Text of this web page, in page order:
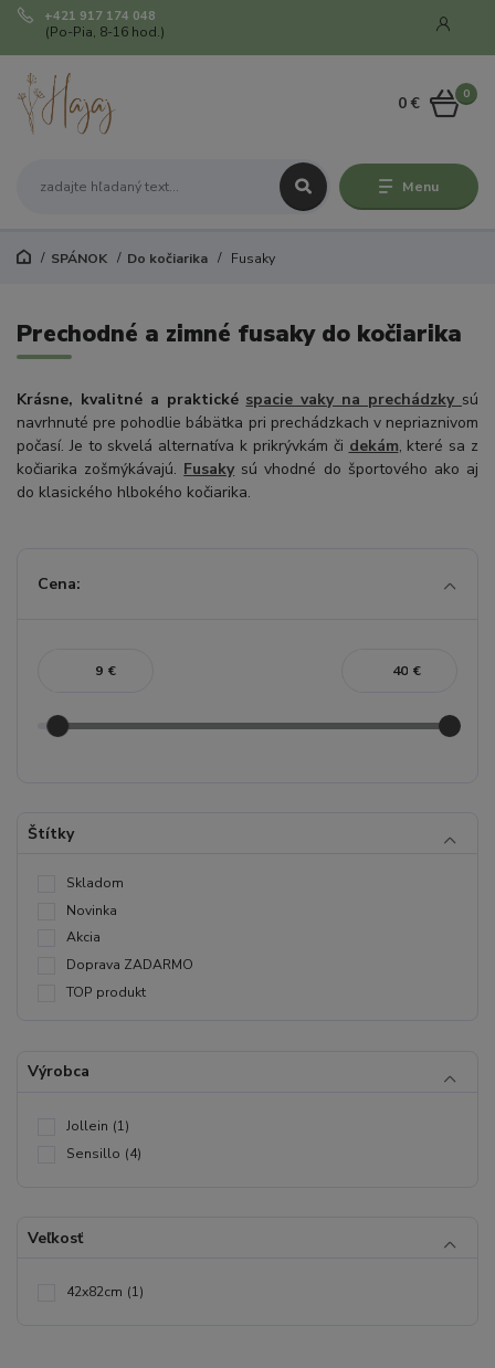
Menu
+421 917 174 048
(Po-Pia, 8-16 hod.)
0
0 €
SPÁNOK Do kočiarika Fusaky
Prechodné a zimné fusaky do kočiarika
Krásne, kvalitné a praktické spacie vaky na prechádzky sú
navrhnuté pre pohodlie bábätka pri prechádzkach v nepriaznivom
počasí. Je to skvelá alternatíva k prikrývkám či dekám, které sa z
kočiarika zošmýkávajú. Fusaky sú vhodné do športového ako aj
do klasického hlbokého kočiarika.
Cena:
€ €
Štítky
Skladom
Novinka
Akcia
Doprava ZADARMO
TOP produkt
Výrobca
Jollein (1)
Sensillo (4)
Veľkosť
42x82cm (1)